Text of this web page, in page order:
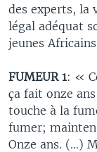
des experts, la
légal adéquat
jeunes
FUMEUR 1: «
ça fait onze
touche à la
fumer;
Onze ans. (…)